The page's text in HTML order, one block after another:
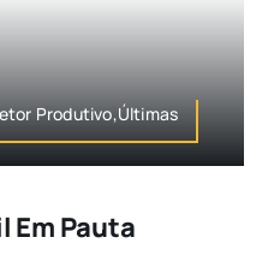
Produtivo,Últimas
Em Pauta